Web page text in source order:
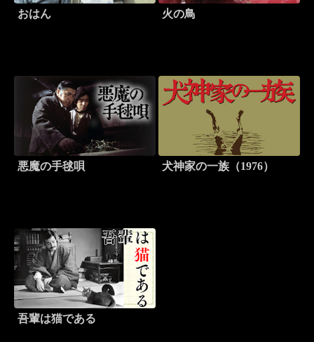
おはん 火の鳥
悪魔の手毬唄 犬神家の一族（1976）
吾輩は猫である